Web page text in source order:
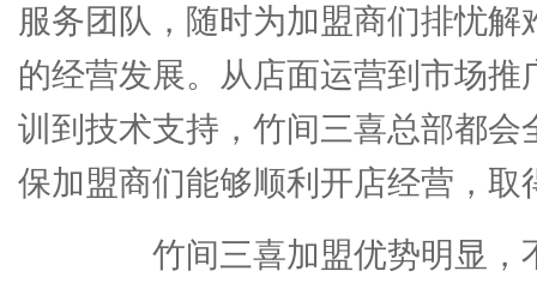
服务团队，随时为加盟商们排忧解
的经营发展。从店面运营到市场推
训到技术支持，竹间三喜总部都会
保加盟商们能够顺利开店经营，取
竹间三喜加盟优势明显，